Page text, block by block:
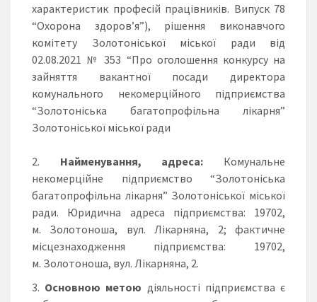
характеристик професій працівників. Випуск 78
“Охорона здоров’я”), рішення виконавчого
комітету Золотоніської міської ради від
02.08.2021 № 353 “Про оголошення конкурсу на
зайняття вакантної посади директора
комунального некомерційного підприємства
“Золотоніська багатопрофільна лікарня”
Золотоніської міської ради
Найменування, адреса: Комунальне
некомерційне підприємство “Золотоніська
багатопрофільна лікарня” Золотоніської міської
ради. Юридична адреса підприємства: 19702,
м. Золотоноша, вул. Лікарняна, 2; фактичне
місцезнаходження підприємства: 19702,
м. Золотоноша, вул. Лікарняна, 2.
Основною метою діяльності підприємства є